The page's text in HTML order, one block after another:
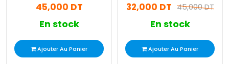
45,000 DT
En stock
Ajouter Au Panier
45,000 DT
32,000 DT
En stock
Ajouter Au Panier